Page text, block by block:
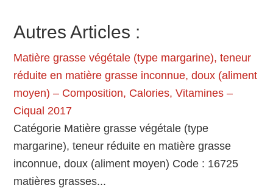
Autres Articles :
Matière grasse végétale (type margarine), teneur
réduite en matière grasse inconnue, doux (aliment
moyen) – Composition, Calories, Vitamines –
Ciqual 2017
Catégorie Matière grasse végétale (type
margarine), teneur réduite en matière grasse
inconnue, doux (aliment moyen) Code : 16725
matières grasses...